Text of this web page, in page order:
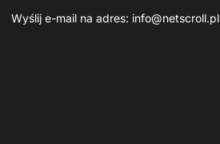
Wyślij e-mail na adres: info@netscroll.pl